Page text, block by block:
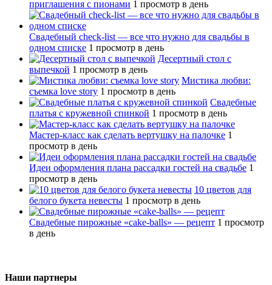
приглашения с пионами 1 просмотр в день
Свадебный сheck-list — все что нужно для свадьбы в
одном списке 1 просмотр в день
Десертный стол с
выпечкой 1 просмотр в день
Мистика любви:
съемка love story 1 просмотр в день
Свадебные
платья с кружевной спинкой 1 просмотр в день
Мастер-класс как сделать вертушку на палочке 1
просмотр в день
Идеи оформления плана рассадки гостей на свадьбе 1
просмотр в день
10 цветов для
белого букета невесты 1 просмотр в день
Свадебные пирожные «cake-balls» — рецепт 1 просмотр
в день
Наши партнеры